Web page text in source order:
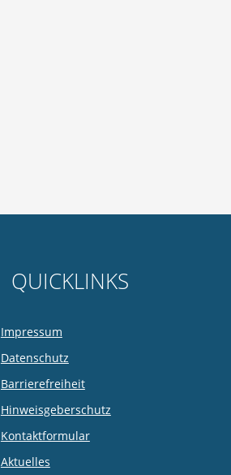
QUICKLINKS
Impressum
Datenschutz
Barrierefreiheit
Hinweisgeberschutz
Kontaktformular
Aktuelles